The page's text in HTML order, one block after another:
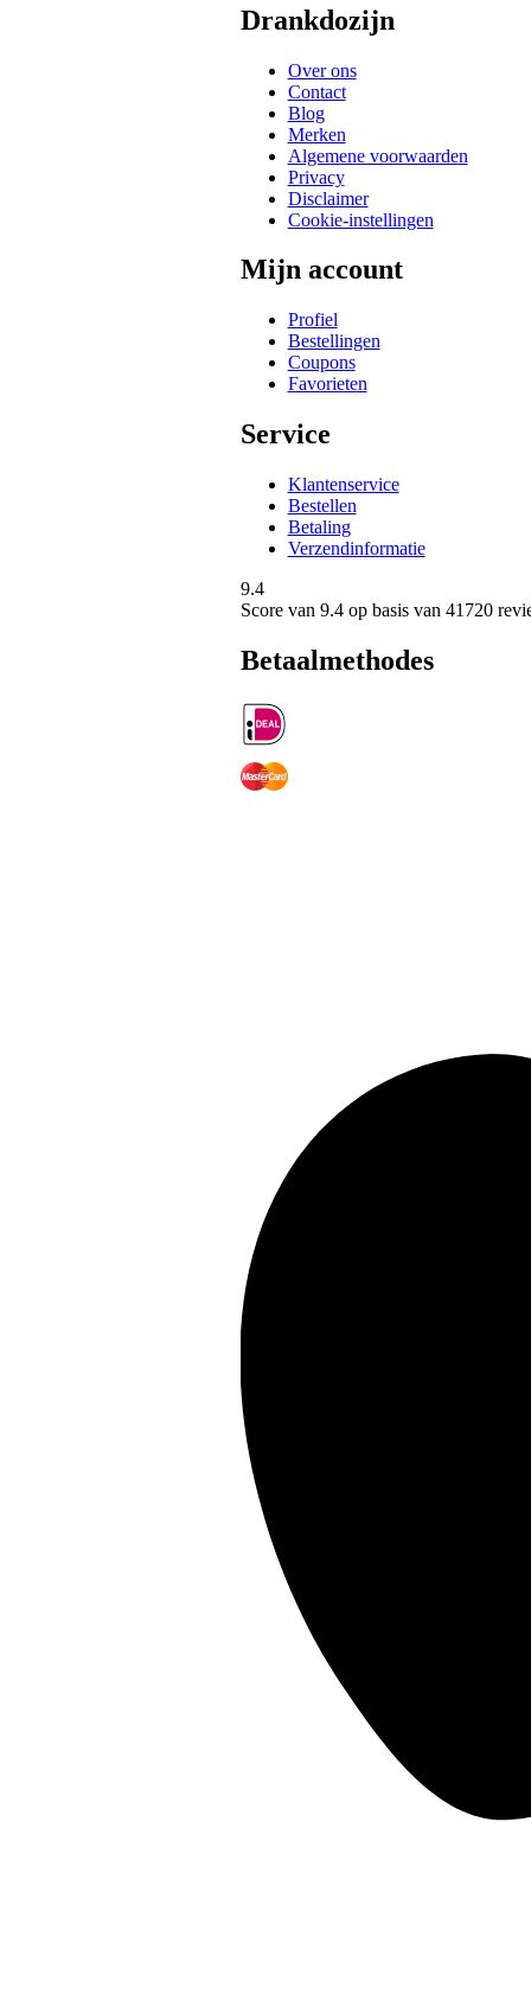
Drankdozijn
Over ons
Contact
Blog
Merken
Algemene voorwaarden
Privacy
Disclaimer
Cookie-instellingen
Mijn account
Profiel
Bestellingen
Coupons
Favorieten
Service
Klantenservice
Bestellen
Betaling
Verzendinformatie
9.4
Score van 9.4op basis van 41720
Betaalmethodes